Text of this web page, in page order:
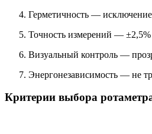
Герметичность —
Точность измерений — ±2,5%
Визуальный контроль —
Энергонезависимость — не
Критерии выбора